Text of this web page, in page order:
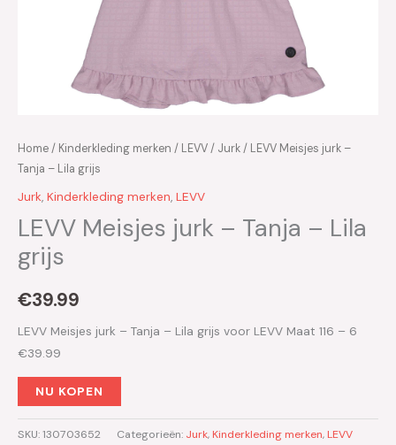
Home/ Kinderkleding merken / LEVV/ Jurk/ LEVV Meisjes jurk –
Tanja – Lila grijs
Jurk, Kinderkleding merken, LEVV
LEVV Meisjes jurk – Tanja – Lila
grijs
€39.99
LEVV Meisjes jurk – Tanja – Lila grijs voor LEVV Maat 116 – 6
€39.99
NU KOPEN
SKU:130703652 Categorieën: Jurk, Kinderkleding merken, LEVV